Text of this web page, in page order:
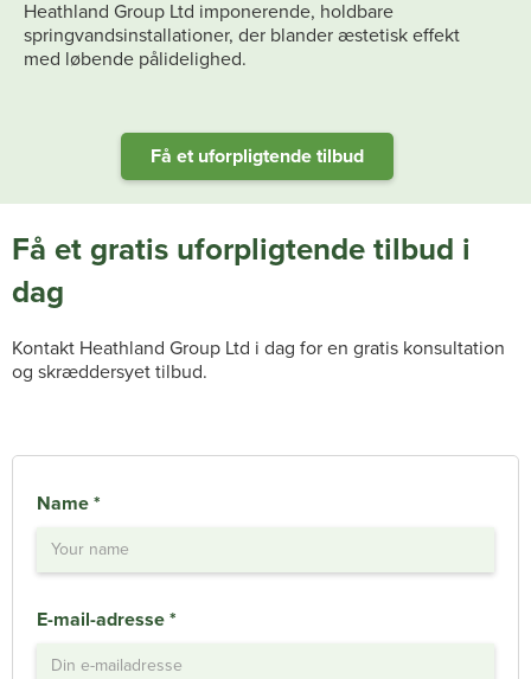
Heathland Group Ltd imponerende, holdbare
springvandsinstallationer, der blander æstetisk effekt
med løbende pålidelighed.
Få et uforpligtende tilbud
Få et gratis uforpligtende tilbud i
dag
Kontakt Heathland Group Ltd i dag for en gratis konsultation
og skræddersyet tilbud.
Name *
E-mail-adresse *